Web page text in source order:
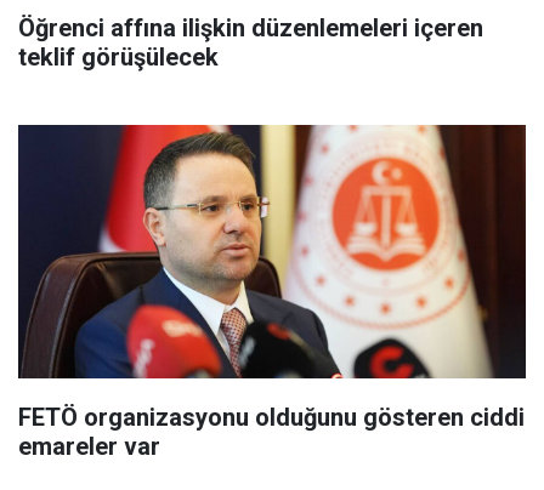
Öğrenci affına ilişkin düzenlemeleri içeren
teklif görüşülecek
FETÖ organizasyonu olduğunu gösteren ciddi
emareler var